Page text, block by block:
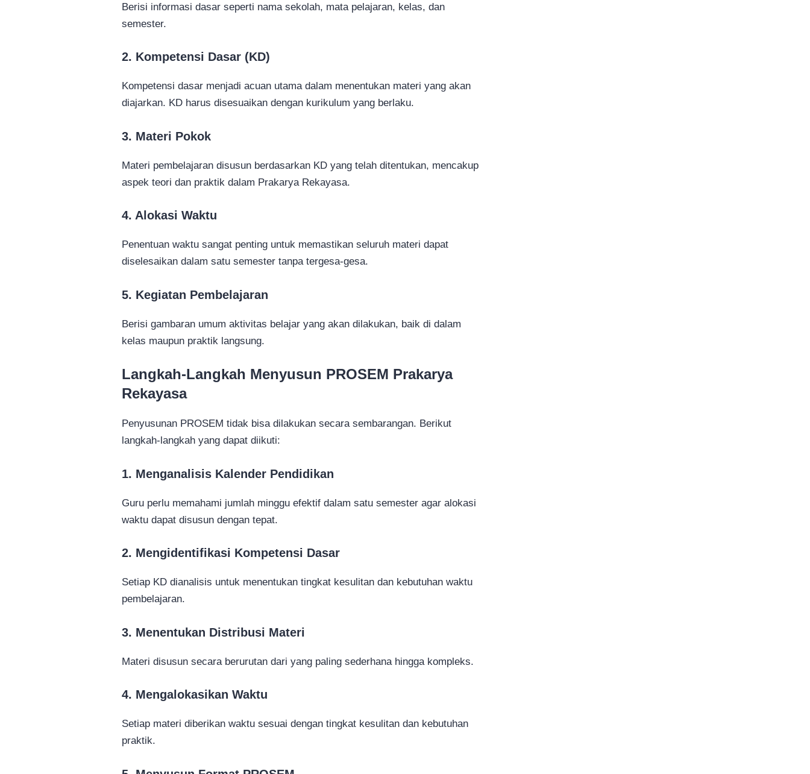
Berisi informasi dasar seperti nama sekolah, mata pelajaran, kelas, dan
semester.
2. Kompetensi Dasar (KD)
Kompetensi dasar menjadi acuan utama dalam menentukan materi yang akan
diajarkan. KD harus disesuaikan dengan kurikulum yang berlaku.
3. Materi Pokok
Materi pembelajaran disusun berdasarkan KD yang telah ditentukan, mencakup
aspek teori dan praktik dalam Prakarya Rekayasa.
4. Alokasi Waktu
Penentuan waktu sangat penting untuk memastikan seluruh materi dapat
diselesaikan dalam satu semester tanpa tergesa-gesa.
5. Kegiatan Pembelajaran
Berisi gambaran umum aktivitas belajar yang akan dilakukan, baik di dalam
kelas maupun praktik langsung.
Langkah-Langkah Menyusun PROSEM Prakarya
Rekayasa
Penyusunan PROSEM tidak bisa dilakukan secara sembarangan. Berikut
langkah-langkah yang dapat diikuti:
1. Menganalisis Kalender Pendidikan
Guru perlu memahami jumlah minggu efektif dalam satu semester agar alokasi
waktu dapat disusun dengan tepat.
2. Mengidentifikasi Kompetensi Dasar
Setiap KD dianalisis untuk menentukan tingkat kesulitan dan kebutuhan waktu
pembelajaran.
3. Menentukan Distribusi Materi
Materi disusun secara berurutan dari yang paling sederhana hingga kompleks.
4. Mengalokasikan Waktu
Setiap materi diberikan waktu sesuai dengan tingkat kesulitan dan kebutuhan
praktik.